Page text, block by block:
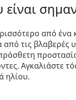
είναι
από
τις βλαβερές
Αγκαλιάστε
ηλίου.